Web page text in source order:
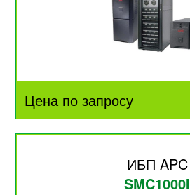
Цена по запросу
ИБП APC
SMC1000I